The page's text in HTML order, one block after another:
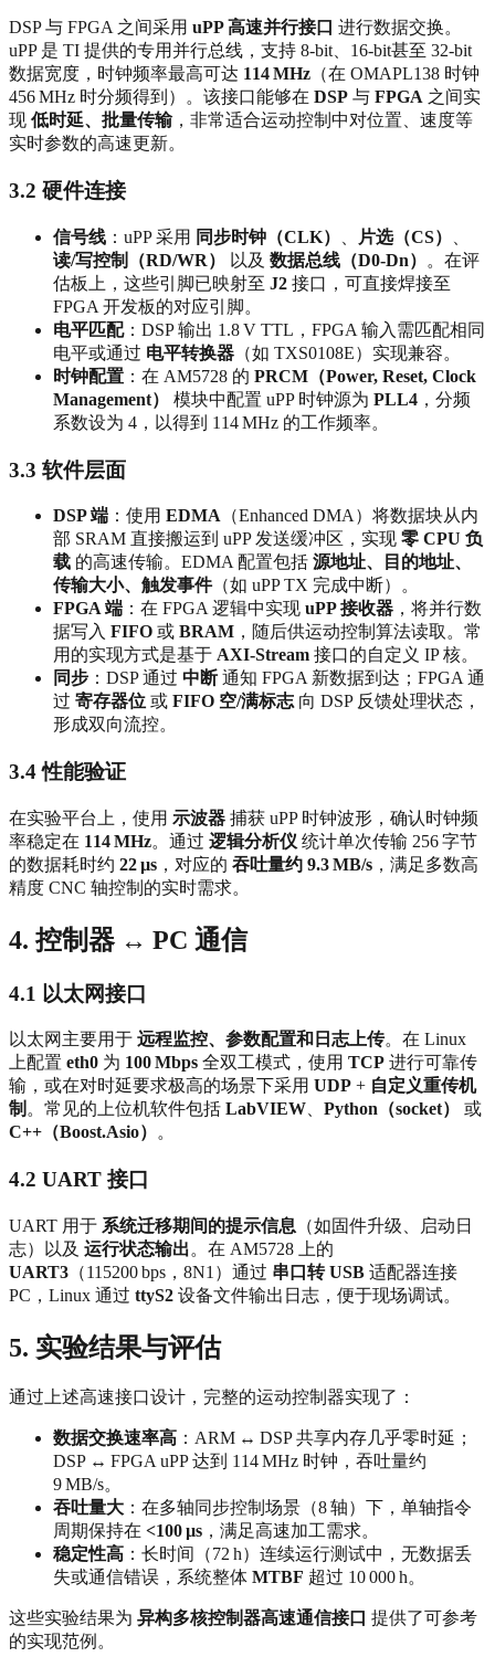
DSP 与 FPGA 之间采用 uPP 高速并行接口 进行数据交换。
uPP 是 TI 提供的专用并行总线，支持 8‑bit、16‑bit甚至 32‑bit
数据宽度，时钟频率最高可达 114 MHz （在 OMAPL138 时钟
456 MHz 时分频得到）。该接口能够在 DSP 与 FPGA 之间实
现 低时延、批量传输，非常适合运动控制中对位置、速度等
实时参数的高速更新。
3.2 硬件连接
信号线 ：uPP 采用 同步时钟（CLK） 片选（CS）
读/写控制（RD/WR）
以及 数据总线（D0‑Dn）
。在评
估板上，这些引脚已映射至 J2 接口，可直接焊接至
FPGA 开发板的对应引脚。
电平匹配：DSP 输出 1.8 V TTL，FPGA 输入需匹配相同
电平或通过 电平转换器 （如 TXS0108E）实现兼容。
时钟配置 ：在 AM5728 的 PRCM（Power, Reset, Clock
Management）
模块中配置 uPP 时钟源为 PLL4 ，分频
系数设为 4，以得到 114 MHz 的工作频率。
3.3 软件层面
DSP 端 ：使用 EDMA （Enhanced DMA）将数据块从内
部 SRAM 直接搬运到 uPP 发送缓冲区，实现 零 CPU 负
载 的高速传输。EDMA 配置包括 源地址、目的地址、
传输大小、触发事件（如 uPP TX 完成中断）。
FPGA 端 ：在 FPGA 逻辑中实现 uPP 接收器 ，将并行数
据写入 FIFO 或 BRAM ，随后供运动控制算法读取。常
用的实现方式是基于 AXI‑Stream 接口的自定义 IP 核。
同步 ：DSP 通过 中断通知 FPGA 新数据到达；FPGA 通
过 寄存器位 或 FIFO 空/满标志 向 DSP 反馈处理状态，
形成双向流控。
3.4 性能验证
在实验平台上，使用 示波器 捕获 uPP 时钟波形，确认时钟频
率稳定在 114 MHz。通过 逻辑分析仪 统计单次传输 256 字节
的数据耗时约 22 µs ，对应的 吞吐量约 9.3 MB/s ，满足多数高
精度 CNC 轴控制的实时需求。
4. 控制器 ↔ PC 通信
4.1 以太网接口
以太网主要用于 远程监控、参数配置和日志上传。在 Linux
上配置 eth0 为 100 Mbps 全双工模式，使用 TCP 进行可靠传
输，或在对时延要求极高的场景下采用 UDP + 自定义重传机
制 。常见的上位机软件包括 LabVIEW Python（socket）
或
C++（Boost.Asio）
。
4.2 UART 接口
UART 用于 系统迁移期间的提示信息 （如固件升级、启动日
志）以及 运行状态输出。在 AM5728 上的
UART3 （115200 bps，8N1）通过 串口转 USB 适配器连接
PC，Linux 通过 ttyS2 设备文件输出日志，便于现场调试。
5. 实验结果与评估
通过上述高速接口设计，完整的运动控制器实现了：
数据交换速率高 ：ARM ↔ DSP 共享内存几乎零时延；
DSP ↔ FPGA uPP 达到 114 MHz 时钟，吞吐量约
9 MB/s。
吞吐量大 ：在多轴同步控制场景（8 轴）下，单轴指令
周期保持在 <100 µs ，满足高速加工需求。
稳定性高 ：长时间（72 h）连续运行测试中，无数据丢
失或通信错误，系统整体 MTBF 超过 10 000 h。
这些实验结果为 异构多核控制器高速通信接口 提供了可参考
的实现范例。